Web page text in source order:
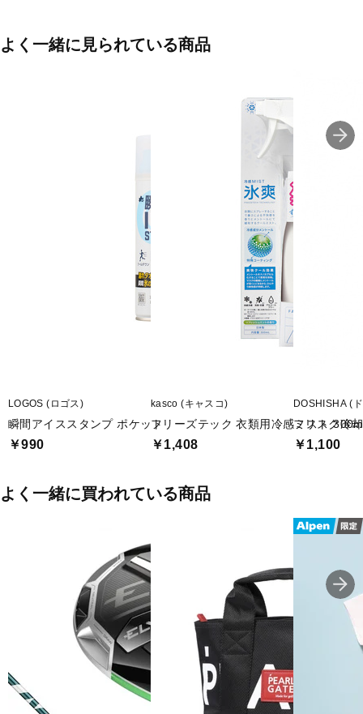
よく一緒に見られている商品
LOGOS (ロゴス)
瞬間アイススタンプ ポケット
￥990
kasco (キャスコ)
フリーズテック 衣類用冷感ミスト
￥1,408
DOSHISHA (
フリスク冷
￥1,100
よく一緒に買われている商品